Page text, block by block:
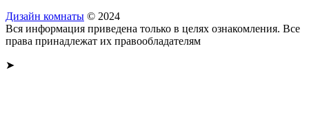
Дизайн комнаты © 2024
Вся информация приведена только в целях ознакомления. Все
права принадлежат их правообладателям
➤